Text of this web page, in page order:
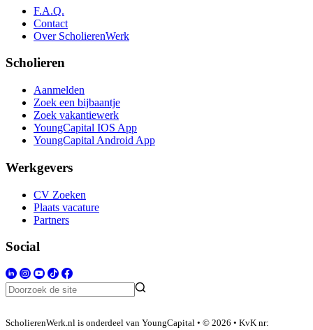
F.A.Q.
Contact
Over ScholierenWerk
Scholieren
Aanmelden
Zoek een bijbaantje
Zoek vakantiewerk
YoungCapital IOS App
YoungCapital Android App
Werkgevers
CV Zoeken
Plaats vacature
Partners
Social
ScholierenWerk.nl is onderdeel van YoungCapital • © 2026 • KvK nr: